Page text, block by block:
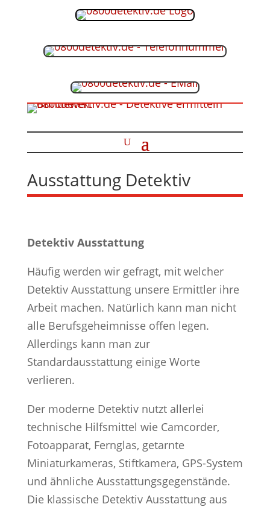
Ausstattung Detektiv
Detektiv Ausstattung
Häufig werden wir gefragt, mit welcher
Detektiv Ausstattung unsere Ermittler ihre
Arbeit machen. Natürlich kann man nicht
alle Berufsgeheimnisse offen legen.
Allerdings kann man zur
Standardausstattung einige Worte
verlieren.
Der moderne Detektiv nutzt allerlei
technische Hilfsmittel wie Camcorder,
Fotoapparat, Fernglas, getarnte
Miniaturkameras, Stiftkamera, GPS-System
und ähnliche Ausstattungsgegenstände.
Die klassische Detektiv Ausstattung aus